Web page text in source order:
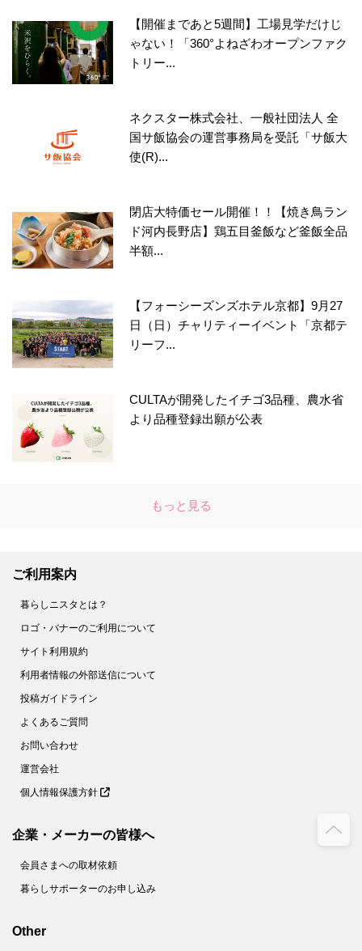
【開催まであと5週間】工場見学だけじ
ゃない！「360°よねざわオープンファク
トリー...
ネクスター株式会社、一般社団法人 全
国サ飯協会の運営事務局を受託「サ飯大
使(R)...
閉店大特価セール開催！！【焼き鳥ラン
ド河内長野店】鶏五目釜飯など釜飯全品
半額...
【フォーシーズンズホテル京都】9月27
日（日）チャリティーイベント「京都テ
リーフ...
CULTAが開発したイチゴ3品種、農水省
より品種登録出願が公表
もっと見る
ご利用案内
暮らしニスタとは？
ロゴ・バナーのご利用について
サイト利用規約
利用者情報の外部送信について
投稿ガイドライン
よくあるご質問
お問い合わせ
運営会社
個人情報保護方針
企業・メーカーの皆様へ
会員さまへの取材依頼
暮らしサポーターのお申し込み
Other